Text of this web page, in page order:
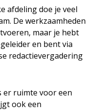
afdeling doe je veel
De werkzaamheden
maar je hebt
en bent via
redactievergadering
er ruimte voor een
ook een